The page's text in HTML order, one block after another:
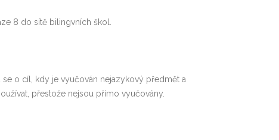
8 do sítě bilingvních škol.
o cíl, kdy je vyučován nejazykový předmět a
přestože nejsou přímo vyučovány.